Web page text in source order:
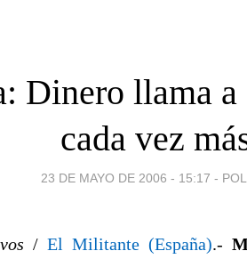
Dinero llama
cada vez
23 DE MAYO DE 2006 - 15:17 -
/ El Militante (España).-